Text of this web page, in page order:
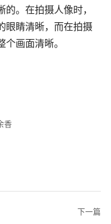
。在拍摄人像时，
眼睛清晰，而在拍摄
画面清晰。
香
下一篇